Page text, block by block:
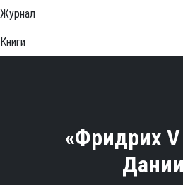
Журнал
Книги
«Фридрих